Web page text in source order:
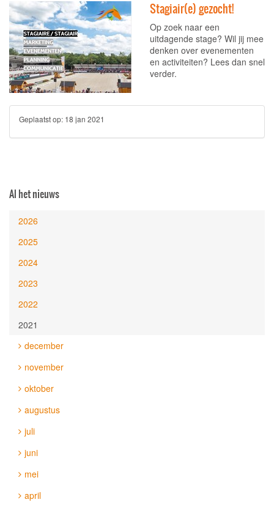
Stagiair(e) gezocht!
Op zoek naar een
uitdagende stage? Wil jij mee
denken over evenementen
en activiteiten? Lees dan snel
verder.
Geplaatst op: 18 jan 2021
Al het nieuws
2026
2025
2024
2023
2022
2021
december
november
oktober
augustus
juli
juni
mei
april